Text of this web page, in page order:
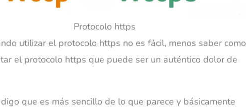
Protocolo https
utilizar el protocolo https no es fácil, menos saber como
el protocolo https que puede ser un auténtico dolor de
que es más sencillo de lo que parece y básicamente